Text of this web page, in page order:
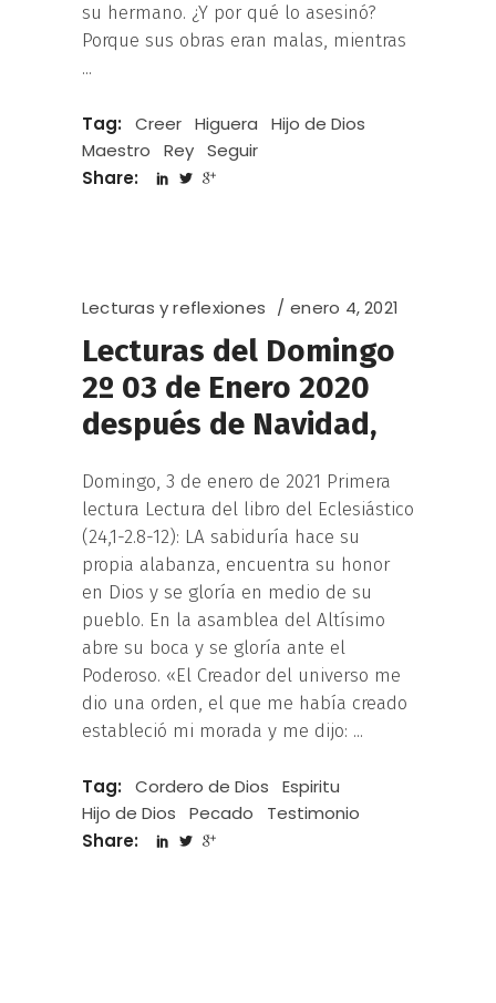
su hermano. ¿Y por qué lo asesinó?
Porque sus obras eran malas, mientras
Tag: Creer Higuera
Hijo de Dios
Maestro
Rey Seguir
Share:
Lecturas y reflexiones enero 4, 2021
Lecturas del Domingo
2º 03 de Enero 2020
después de Navidad,
Domingo, 3 de enero de 2021 Primera
lectura Lectura del libro del Eclesiástico
(24,1-2.8-12): LA sabiduría hace su
propia alabanza, encuentra su honor
en Dios y se gloría en medio de su
pueblo. En la asamblea del Altísimo
abre su boca y se gloría ante el
Poderoso. «El Creador del universo me
dio una orden, el que me había creado
estableció mi morada y me dijo:
Tag: Cordero de Dios
Espiritu
Hijo de Dios
Pecado
Testimonio
Share: